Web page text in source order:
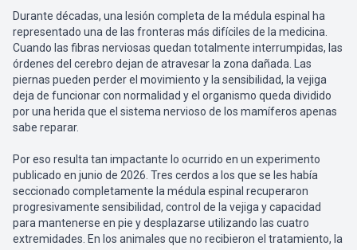
Durante décadas, una lesión completa de la médula espinal ha
representado una de las fronteras más difíciles de la medicina.
Cuando las fibras nerviosas quedan totalmente interrumpidas, las
órdenes del cerebro dejan de atravesar la zona dañada. Las
piernas pueden perder el movimiento y la sensibilidad, la vejiga
deja de funcionar con normalidad y el organismo queda dividido
por una herida que el sistema nervioso de los mamíferos apenas
sabe reparar.
Por eso resulta tan impactante lo ocurrido en un experimento
publicado en junio de 2026. Tres cerdos a los que se les había
seccionado completamente la médula espinal recuperaron
progresivamente sensibilidad, control de la vejiga y capacidad
para mantenerse en pie y desplazarse utilizando las cuatro
extremidades. En los animales que no recibieron el tratamiento, la